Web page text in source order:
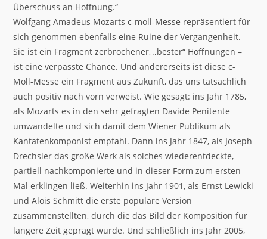
Überschuss an Hoffnung.“
Wolfgang Amadeus Mozarts c-moll-Messe repräsentiert für
sich genommen ebenfalls eine Ruine der Vergangenheit.
Sie ist ein Fragment zerbrochener, „bester“ Hoffnungen –
ist eine verpasste Chance. Und andererseits ist diese c-
Moll-Messe ein Fragment aus Zukunft, das uns tatsächlich
auch positiv nach vorn verweist. Wie gesagt: ins Jahr 1785,
als Mozarts es in den sehr gefragten Davide Penitente
umwandelte und sich damit dem Wiener Publikum als
Kantatenkomponist empfahl. Dann ins Jahr 1847, als Joseph
Drechsler das große Werk als solches wiederentdeckte,
partiell nachkomponierte und in dieser Form zum ersten
Mal erklingen ließ. Weiterhin ins Jahr 1901, als Ernst Lewicki
und Alois Schmitt die erste populäre Version
zusammenstellten, durch die das Bild der Komposition für
längere Zeit geprägt wurde. Und schließlich ins Jahr 2005,